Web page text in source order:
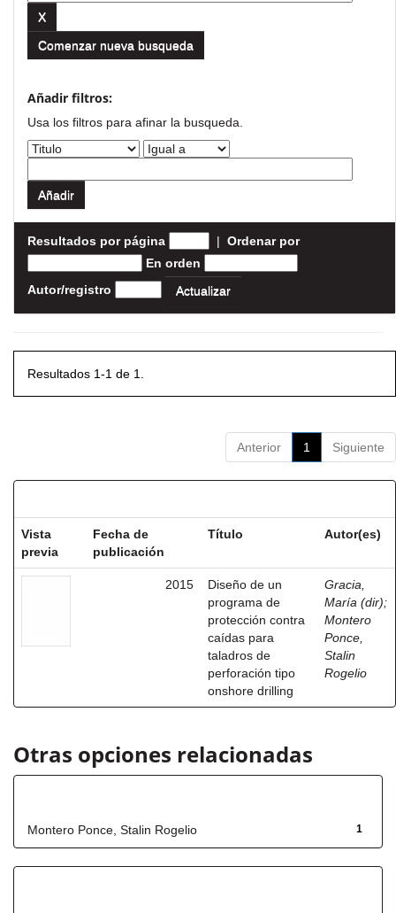
Comenzar nueva busqueda
Añadir filtros:
Usa los filtros para afinar la busqueda.
Resultados por página | Ordenar por
En orden
Autor/registro
Resultados 1-1 de 1.
Anterior 1 Siguiente
Vista
previa
Fecha de
publicación
Título Autor(es)
2015
Diseño de un
programa de
protección contra
caídas para
taladros de
perforación tipo
onshore drilling
Gracia,
María (dir);
Montero
Ponce,
Stalin
Rogelio
Otras opciones relacionadas
1
Montero Ponce, Stalin Rogelio